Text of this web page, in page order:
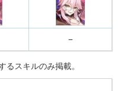
–
スキルのみ掲載。